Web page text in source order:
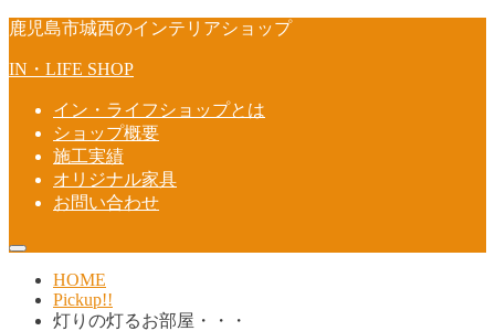
鹿児島市城西のインテリアショップ
IN・LIFE SHOP
イン・ライフショップとは
ショップ概要
施工実績
オリジナル家具
お問い合わせ
HOME
Pickup!!
灯りの灯るお部屋・・・